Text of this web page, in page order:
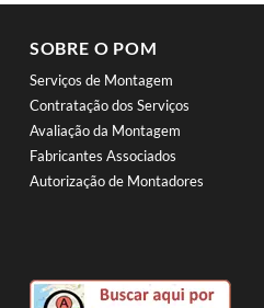
SOBRE O POM
Serviços de Montagem
Contratação dos Serviços
Avaliação da Montagem
Fabricantes Associados
Autorização de Montadores